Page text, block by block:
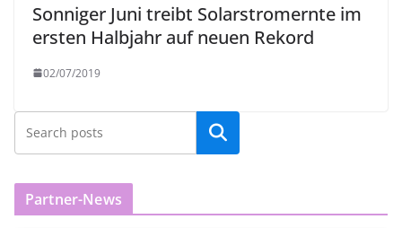
Sonniger Juni treibt Solarstromernte im
ersten Halbjahr auf neuen Rekord
02/07/2019
Partner-News